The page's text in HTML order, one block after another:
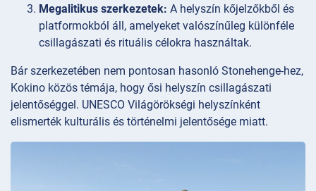
Megalitikus szerkezetek: A helyszín kőjelzőkből és
platformokból áll, amelyeket valószínűleg különféle
csillagászati és rituális célokra használtak.
Bár szerkezetében nem pontosan hasonló Stonehenge-hez,
Kokino közös témája, hogy ősi helyszín csillagászati
jelentőséggel. UNESCO Világörökségi helyszínként
elismerték kulturális és történelmi jelentősége miatt.